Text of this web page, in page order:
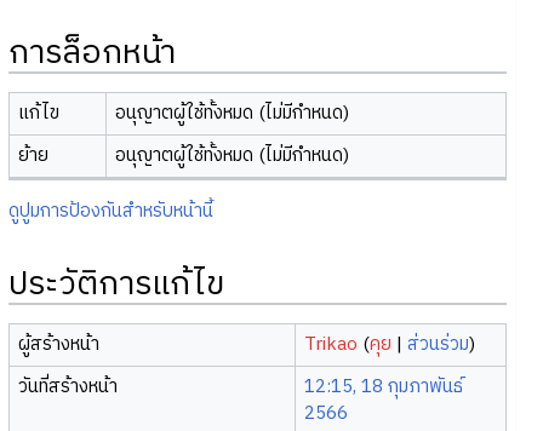
การล็อกหน้า
แก้ไข
อนุญาตผู้ใช้ทั้งหมด (ไม่มีกำหนด)
ย้าย
อนุญาตผู้ใช้ทั้งหมด (ไม่มีกำหนด)
ดูปูมการป้องกันสำหรับหน้านี้
ประวัติการแก้ไข
ผู้สร้างหน้า Trikao (คุย |ส่วนร่วม)
วันที่สร้างหน้า
12:15, 18 กุมภาพันธ์
2566